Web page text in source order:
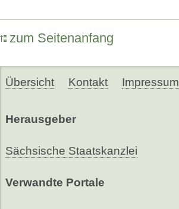
zum Seitenanfang
Übersicht Kontakt Impressum
Herausgeber
Sächsische Staatskanzlei
Verwandte Portale